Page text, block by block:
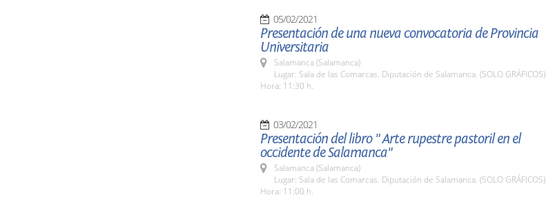
05/02/2021
Presentación de una nueva convocatoria de Provincia
Universitaria
Salamanca (Salamanca)
Lugar: Sala de las Comarcas. Diputación de Salamanca. (SOLO GRÁFICOS)
Hora: 11:30 h.
03/02/2021
Presentación del libro " Arte rupestre pastoril en el
occidente de Salamanca"
Salamanca (Salamanca)
Lugar: Sala de las Comarcas. Diputación de Salamanca. (SOLO GRÁFICOS)
Hora: 11:00 h.